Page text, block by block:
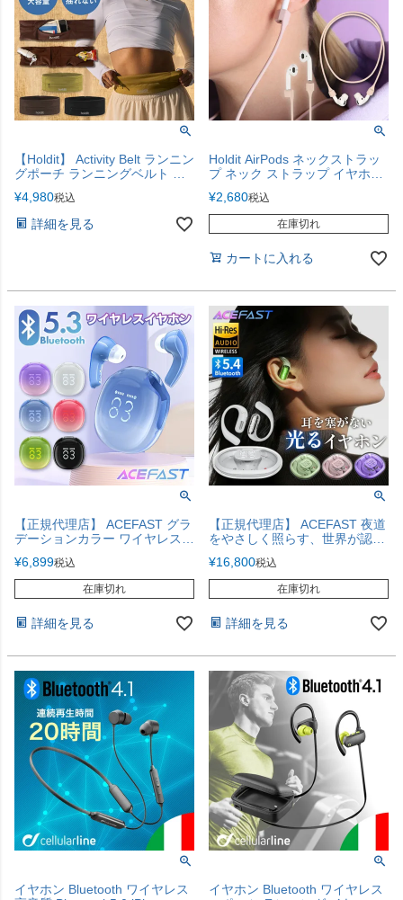
【Holdit】 Activity Belt ランニン
グポーチ ランニングベルト 揺
¥4,980税込
詳細を見る
Holdit AirPods ネックストラッ
プ ネック ストラップ イヤホン
コード アクセサリー
¥2,680税込
在庫切れ
カートに入れる
【正規代理店】 ACEFAST グラ
デーションカラー ワイヤレスイ
¥6,899税込
在庫切れ
詳細を見る
【正規代理店】 ACEFAST 夜道
をやさしく照らす、世界が認め
¥16,800税込
在庫切れ
詳細を見る
イヤホン Bluetooth ワイヤレス
イヤホン Bluetooth ワイヤレス